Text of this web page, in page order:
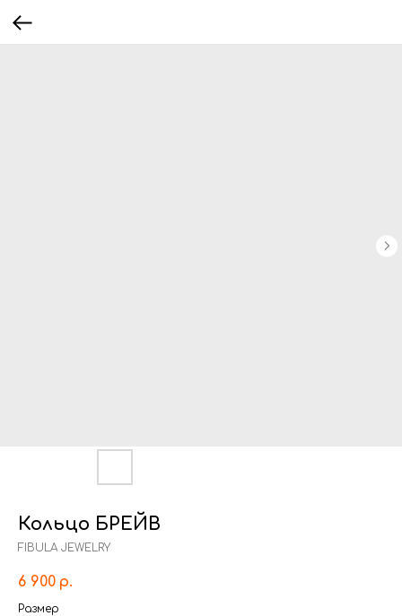
Кольцо БРЕЙВ
FIBULA JEWELRY
6 900 р.
Размер